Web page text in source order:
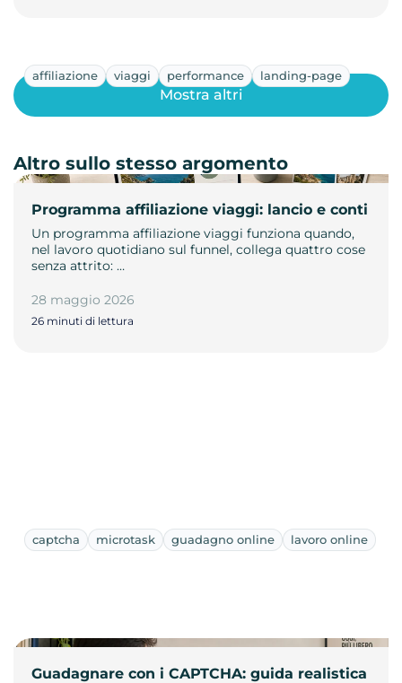
affiliazione viaggi performance landing-page
Programma affiliazione viaggi: lancio e conti
Un programma affiliazione viaggi funziona quando,
nel lavoro quotidiano sul funnel, collega quattro cose
senza attrito: …
28 maggio 2026
26 minuti di lettura
Mostra altri
Altro sullo stesso argomento
captcha microtask guadagno online lavoro online
Guadagnare con i CAPTCHA: guida realistica